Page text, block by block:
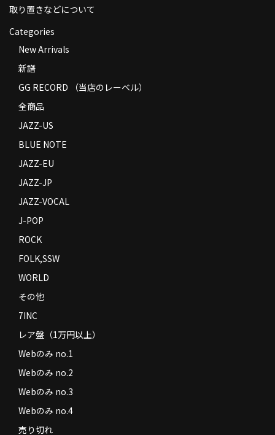
特定商取引法に基づく表示
Contact
取り置きなどについて
Categories
New Arrivals
新譜
GG RECORD （当店のレーベル）
全商品
JAZZ-US
BLUE NOTE
JAZZ-EU
JAZZ-JP
JAZZ-VOCAL
J-POP
ROCK
FOLK,SSW
WORLD
その他
7INC
レア盤（1万円以上）
Webのみ no.1
Webのみ no.2
Webのみ no.3
Webのみ no.4
売り切れ